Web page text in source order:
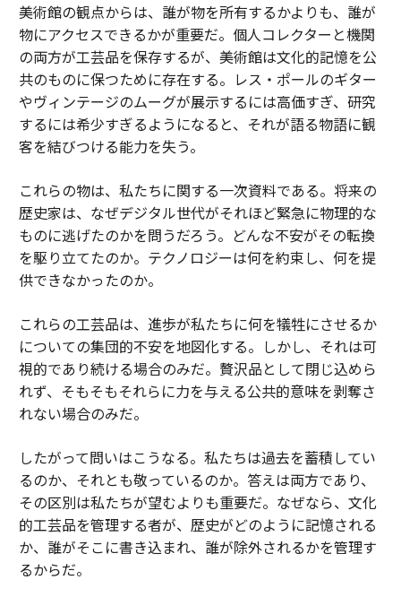
美術館の観点からは、誰が物を所有するかよりも、誰が
物にアクセスできるかが重要だ。個人コレクターと機関
の両方が工芸品を保存するが、美術館は文化的記憶を公
共のものに保つために存在する。レス・ポールのギター
やヴィンテージのムーグが展示するには高価すぎ、研究
するには希少すぎるようになると、それが語る物語に観
客を結びつける能力を失う。
これらの物は、私たちに関する一次資料である。将来の
歴史家は、なぜデジタル世代がそれほど緊急に物理的な
ものに逃げたのかを問うだろう。どんな不安がその転換
を駆り立てたのか。テクノロジーは何を約束し、何を提
供できなかったのか。
これらの工芸品は、進歩が私たちに何を犠牲にさせるか
についての集団的不安を地図化する。しかし、それは可
視的であり続ける場合のみだ。贅沢品として閉じ込めら
れず、そもそもそれらに力を与える公共的意味を剥奪さ
れない場合のみだ。
したがって問いはこうなる。私たちは過去を蓄積してい
るのか、それとも敬っているのか。答えは両方であり、
その区別は私たちが望むよりも重要だ。なぜなら、文化
的工芸品を管理する者が、歴史がどのように記憶される
か、誰がそこに書き込まれ、誰が除外されるかを管理す
るからだ。